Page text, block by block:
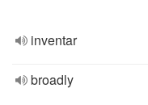
inventar
broadly